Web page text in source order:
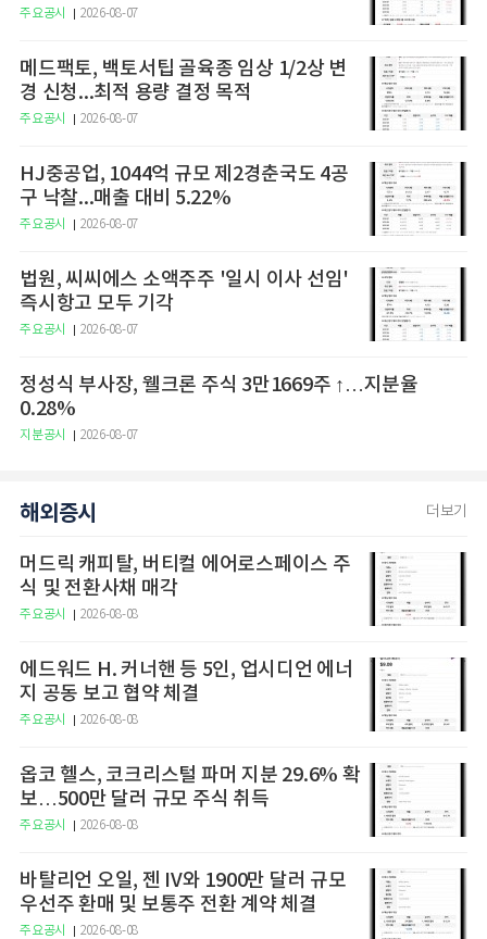
주요공시 2026-08-07
메드팩토, 백토서팁 골육종 임상 1/2상 변
경 신청...최적 용량 결정 목적
주요공시 2026-08-07
HJ중공업, 1044억 규모 제2경춘국도 4공
구 낙찰...매출 대비 5.22%
주요공시 2026-08-07
법원, 씨씨에스 소액주주 '일시 이사 선임'
즉시항고 모두 기각
주요공시 2026-08-07
정성식 부사장, 웰크론 주식 3만1669주 ↑…지분율
0.28%
지분공시 2026-08-07
해외증시 더보기
머드릭 캐피탈, 버티컬 에어로스페이스 주
식 및 전환사채 매각
주요공시 2026-08-08
에드워드 H. 커너핸 등 5인, 업시디언 에너
지 공동 보고 협약 체결
주요공시 2026-08-08
옵코 헬스, 코크리스털 파머 지분 29.6% 확
보…500만 달러 규모 주식 취득
주요공시 2026-08-08
바탈리언 오일, 젠 IV와 1900만 달러 규모
우선주 환매 및 보통주 전환 계약 체결
주요공시 2026-08-08